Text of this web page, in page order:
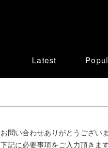
Latest
お問い合わせありがとうございま
下記に必要事項をご入力頂きま